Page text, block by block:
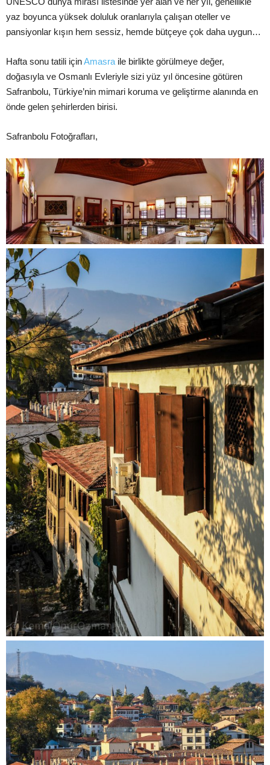
yaz boyunca yüksek doluluk oranlarıyla çalışan oteller ve
pansiyonlar kışın hem sessiz, hemde bütçeye çok daha uygun…
Hafta sonu tatili içinAmasra ile birlikte görülmeye değer,
doğasıyla ve Osmanlı Evleriyle sizi yüz yıl öncesine götüren
Safranbolu, Türkiye’nin mimari koruma ve geliştirme alanında en
önde gelen şehirlerden birisi.
Safranbolu Fotoğrafları,